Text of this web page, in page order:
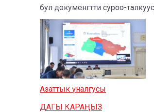
бул докуменгтти суроо-
Азаттык үналгусы
ДАГЫ КАРАҢЫЗ